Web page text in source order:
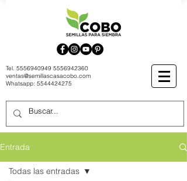
Tel. 5556940949 5556942360
ventas@semillascasacobo.com
Whatsapp: 5544424275
Entrada
Todas las entradas